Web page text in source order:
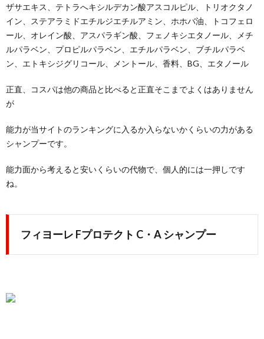
ザサエキス、テトラへキシルデカン酸アスコルピル、トリオクタノ
イン、ステアラミドエチルジエチルアミン、ホホバ油、トコフェロ
ール、オレイン酸、アスパラギン酸、フェノキシエタノール、メチ
ルパラベン、プロピルパラベン、エチルパラベン、ブチルパラベ
ン、エトキシジグリコール、メントール、香料、BG、エタノール
正直、コスパは他の商品と比べると正直そこまでよくはありません
が
能力が当サイトのランキングに入るか入らないかくらいの力がある
シャンプーです。
能力面から考えると安いくらいの代物で、個人的には一押しです
ね。
フィヨーレ Fプロテクト C・A シャンプー